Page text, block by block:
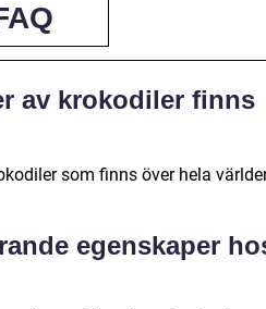
av krokodiler finns
som finns över hela
egenskaper